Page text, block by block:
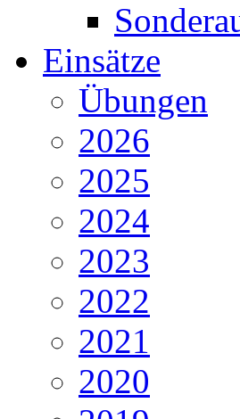
Einsätze
Übungen
2026
2025
2024
2023
2022
2021
2020